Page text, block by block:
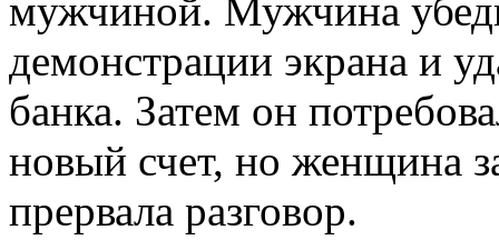
мужчиной. Мужчина
демонстрации экрана и
банка. Затем он
новый счет, но женщина
прервала разговор.